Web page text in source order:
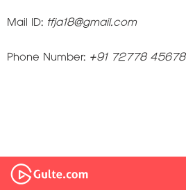
Mail ID: tfja18@gmail.com
Phone Number: +91 72778 45678